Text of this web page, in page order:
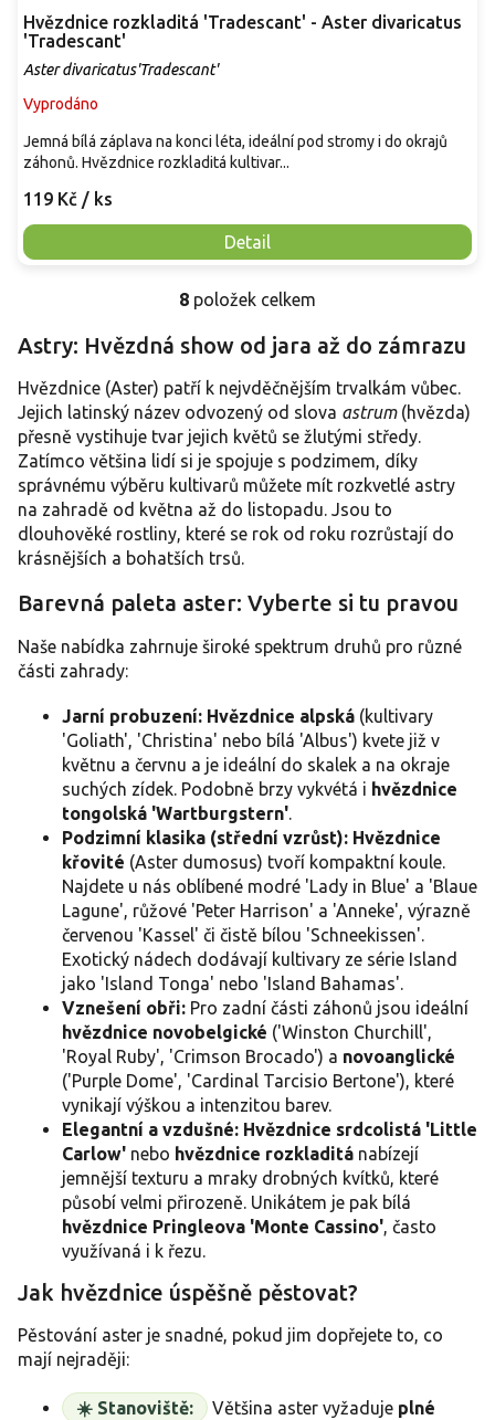
Hvězdnice rozkladitá 'Tradescant' - Aster divaricatus
'Tradescant'
Aster divaricatus'Tradescant'
Vyprodáno
119 Kč / ks
Detail
Jemná bílá záplava na konci léta, ideální pod stromy i do okrajů
záhonů. Hvězdnice rozkladitá kultivar...
O
l
d
a
c
í
p
r
v
k
ý
i
8 položek celkem
Astry: Hvězdná show od jara až do zámrazu
Hvězdnice (Aster) patří k nejvděčnějším trvalkám vůbec.
Jejich latinský název odvozený od slova astrum(hvězda)
přesně vystihuje tvar jejich květů se žlutými středy.
Zatímco většina lidí si je spojuje s podzimem, díky
správnému výběru kultivarů můžete mít rozkvetlé astry
na zahradě od května až do listopadu. Jsou to
dlouhověké rostliny, které se rok od roku rozrůstají do
krásnějších a bohatších trsů.
Barevná paleta aster: Vyberte si tu pravou
Naše nabídka zahrnuje široké spektrum druhů pro různé
části zahrady:
Jarní probuzení: Hvězdnice alpská (kultivary
'Goliath', 'Christina' nebo bílá 'Albus') kvete již v
květnu a červnu a je ideální do skalek a na okraje
suchých zídek. Podobně brzy vykvétá i hvězdnice
tongolská 'Wartburgstern'.
Podzimní klasika (střední vzrůst): Hvězdnice
křovité (Aster dumosus) tvoří kompaktní koule.
Najdete u nás oblíbené modré 'Lady in Blue' a 'Blaue
Lagune', růžové 'Peter Harrison' a 'Anneke', výrazně
červenou 'Kassel' či čistě bílou 'Schneekissen'.
Exotický nádech dodávají kultivary ze série Island
jako 'Island Tonga' nebo 'Island Bahamas'.
Vznešení obři: Pro zadní části záhonů jsou ideální
hvězdnice novobelgické ('Winston Churchill',
'Royal Ruby', 'Crimson Brocado') a novoanglické
('Purple Dome', 'Cardinal Tarcisio Bertone'), které
vynikají výškou a intenzitou barev.
Elegantní a vzdušné: Hvězdnice srdcolistá 'Little
Carlow' nebo hvězdnice rozkladitá nabízejí
jemnější texturu a mraky drobných kvítků, které
působí velmi přirozeně. Unikátem je pak bílá
hvězdnice Pringleova 'Monte Cassino', často
využívaná i k řezu.
Jak hvězdnice úspěšně pěstovat?
Pěstování aster je snadné, pokud jim dopřejete to, co
mají nejraději:
☀️ Stanoviště: Většina aster vyžaduje plné